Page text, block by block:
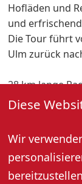
Diese
Wir
Hofläden und
und
Die Tour führt
Ulm zurück
28 km lange
6 Stopps inkl.
Feiertagen)
Start: 12:10 Uhr